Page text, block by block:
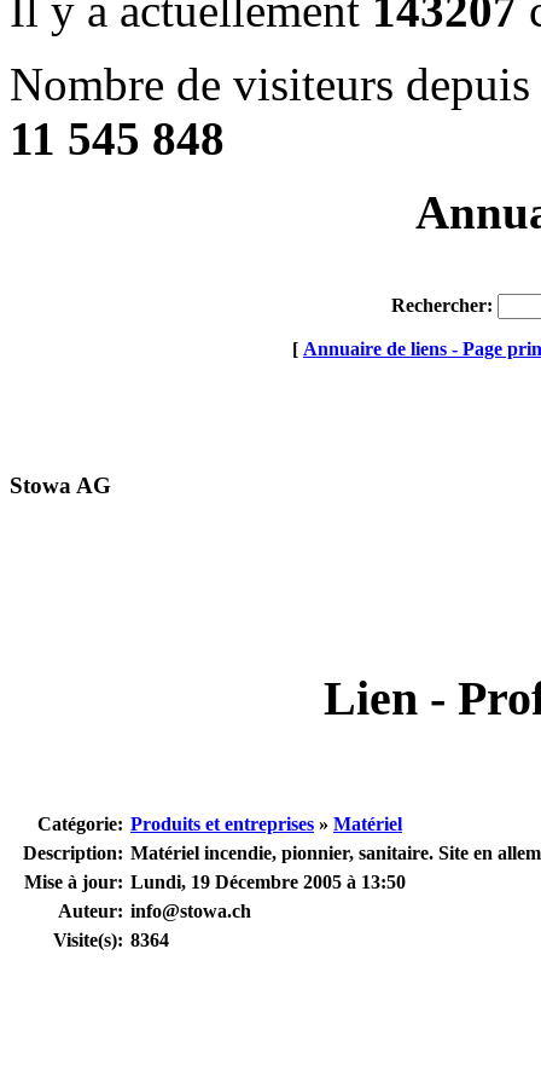
Nombre de visiteurs
11 545 848
Rechercher:
[ Annuaire de liens - Page
Stowa AG
Lien -
Catégorie: Produits et entreprises » Matériel
Description: Matériel incendie, pionnier, sanitaire. Site en
Mise à jour: Lundi, 19 Décembre 2005 à 13:50
Auteur: info@stowa.ch
Visite(s): 8364